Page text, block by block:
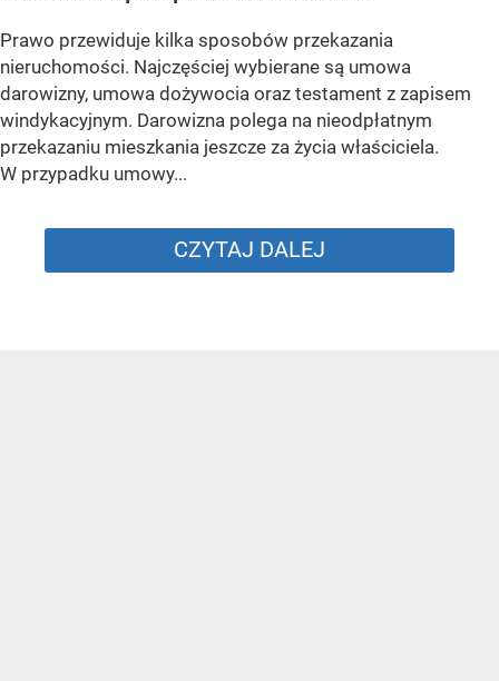
Prawo przewiduje kilka sposobów przekazania
nieruchomości. Najczęściej wybierane są umowa
darowizny, umowa dożywocia oraz testament z zapisem
windykacyjnym. Darowizna polega na nieodpłatnym
przekazaniu mieszkania jeszcze za życia właściciela.
W przypadku umowy...
CZYTAJ DALEJ